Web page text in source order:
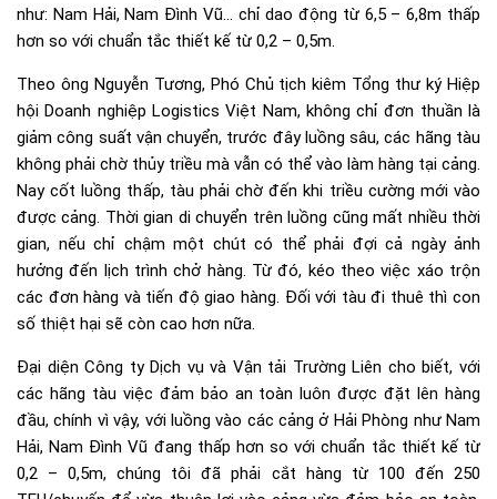
như: Nam Hải, Nam Đình Vũ… chỉ dao động từ 6,5 – 6,8m thấp
hơn so với chuẩn tắc thiết kế từ 0,2 – 0,5m.
Theo ông Nguyễn Tương, Phó Chủ tịch kiêm Tổng thư ký Hiệp
hội Doanh nghiệp Logistics Việt Nam, không chỉ đơn thuần là
giảm công suất vận chuyển, trước đây luồng sâu, các hãng tàu
không phải chờ thủy triều mà vẫn có thể vào làm hàng tại cảng.
Nay cốt luồng thấp, tàu phải chờ đến khi triều cường mới vào
được cảng. Thời gian di chuyển trên luồng cũng mất nhiều thời
gian, nếu chỉ chậm một chút có thể phải đợi cả ngày ảnh
hưởng đến lịch trình chở hàng. Từ đó, kéo theo việc xáo trộn
các đơn hàng và tiến độ giao hàng. Đối với tàu đi thuê thì con
số thiệt hại sẽ còn cao hơn nữa.
Đại diện Công ty Dịch vụ và Vận tải Trường Liên cho biết, với
các hãng tàu việc đảm bảo an toàn luôn được đặt lên hàng
đầu, chính vì vậy, với luồng vào các cảng ở Hải Phòng như Nam
Hải, Nam Đình Vũ đang thấp hơn so với chuẩn tắc thiết kế từ
0,2 – 0,5m, chúng tôi đã phải cắt hàng từ 100 đến 250